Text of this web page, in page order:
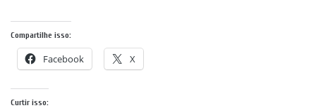
Compartilhe isso:
Facebook X
Curtir isso: